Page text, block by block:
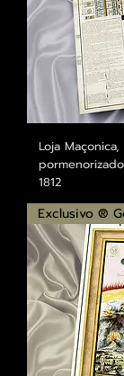
Loja
1812
Exclusivo ®